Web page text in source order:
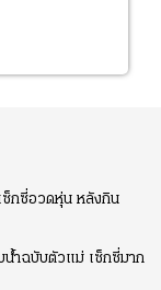
ซ็กซี่อวดหุ่น หลังกิน
ำฉบับตัวแม่ เซ็กซี่มาก